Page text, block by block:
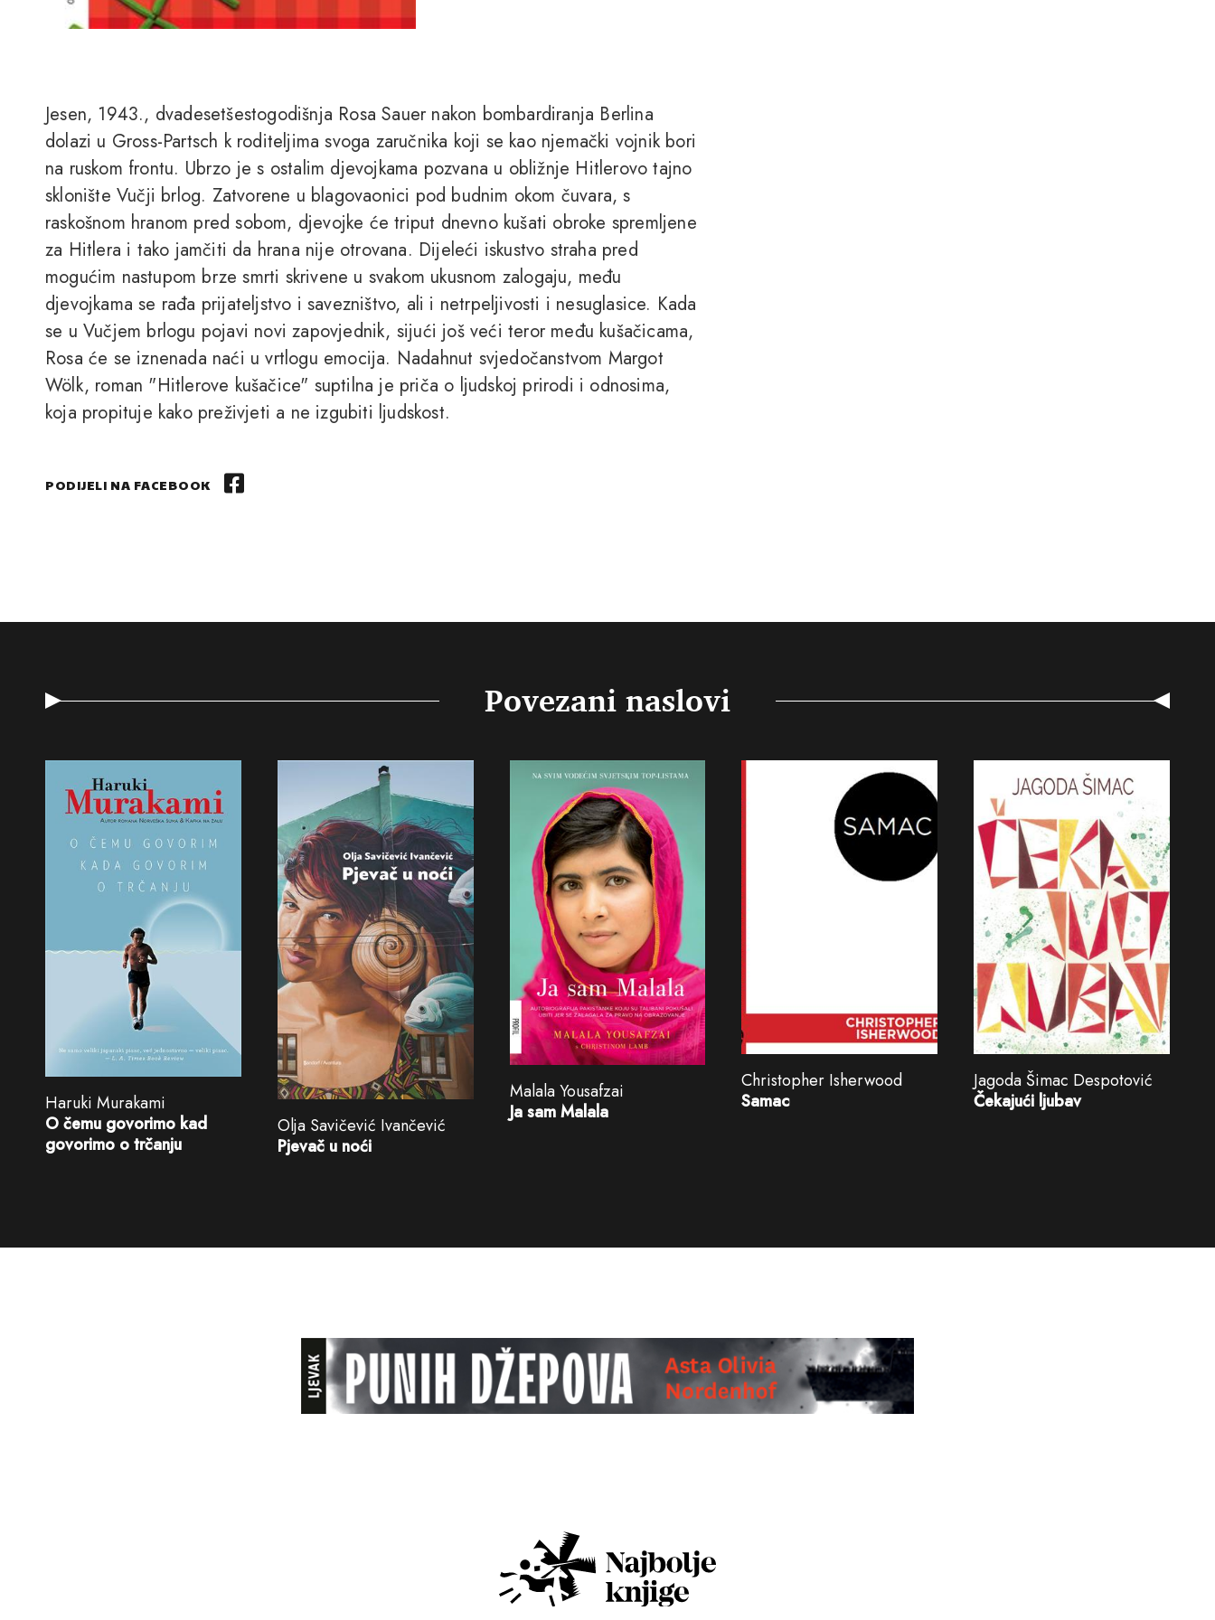
Jesen, 1943., dvadesetšestogodišnja Rosa Sauer nakon bombardiranja Berlina
dolazi u Gross-Partsch k roditeljima svoga zaručnika koji se kao njemački vojnik bori
na ruskom frontu. Ubrzo je s ostalim djevojkama pozvana u obližnje Hitlerovo tajno
sklonište Vučji brlog. Zatvorene u blagovaonici pod budnim okom čuvara, s
raskošnom hranom pred sobom, djevojke će triput dnevno kušati obroke spremljene
za Hitlera i tako jamčiti da hrana nije otrovana. Dijeleći iskustvo straha pred
mogućim nastupom brze smrti skrivene u svakom ukusnom zalogaju, među
djevojkama se rađa prijateljstvo i savezništvo, ali i netrpeljivosti i nesuglasice. Kada
se u Vučjem brlogu pojavi novi zapovjednik, sijući još veći teror među kušačicama,
Rosa će se iznenada naći u vrtlogu emocija. Nadahnut svjedočanstvom Margot
Wölk, roman "Hitlerove kušačice" suptilna je priča o ljudskoj prirodi i odnosima,
koja propituje kako preživjeti a ne izgubiti ljudskost.
PODIJELI NA FACEBOOK
Povezani naslovi
Haruki Murakami
O čemu govorimo kad
govorimo o trčanju
Olja Savičević Ivančević
Pjevač u noći
Malala Yousafzai
Ja sam Malala
Christopher Isherwood
Samac
Jagoda Šimac Despotović
Čekajući ljubav